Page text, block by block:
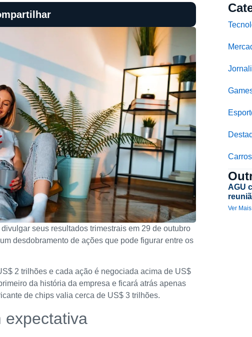
seus resultados trimestrais em 29 de outubro
desdobramento de ações que pode figurar entre os
2 trilhões e cada ação é negociada acima de US$
da história da empresa e ficará atrás apenas
de chips valia cerca de US$ 3 trilhões.
expectativa
Carros
AGU
Ver